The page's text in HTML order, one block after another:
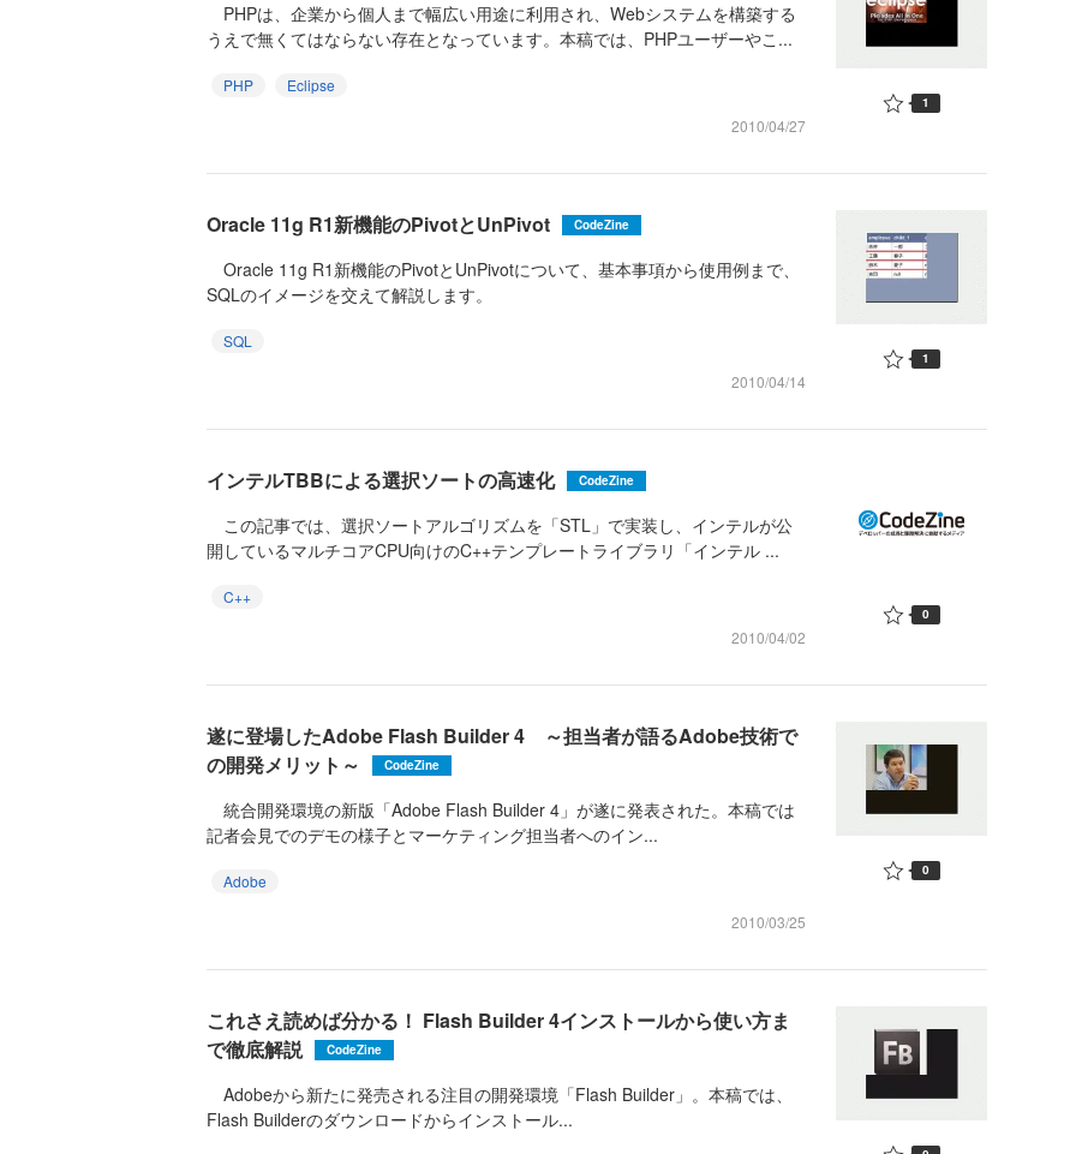
PHPは、企業から個人まで幅広い用途に利用され、Webシステムを構築する
うえで無くてはならない存在となっています。本稿では、PHPユーザーやこ...
PHP
Eclipse
2010/04/27
1
Oracle 11g R1新機能のPivotとUnPivot CodeZine
Oracle 11g R1新機能のPivotとUnPivotについて、基本事項から使用例まで、
SQLのイメージを交えて解説します。
SQL
2010/04/14
1
インテルTBBによる選択ソートの高速化 CodeZine
この記事では、選択ソートアルゴリズムを「STL」で実装し、インテルが公
開しているマルチコアCPU向けのC++テンプレートライブラリ「インテル ...
C++
2010/04/02
0
遂に登場したAdobe Flash Builder 4 ～担当者が語るAdobe技術で
の開発メリット～
CodeZine
統合開発環境の新版「Adobe Flash Builder 4」が遂に発表された。本稿では
記者会見でのデモの様子とマーケティング担当者へのイン...
Adobe
2010/03/25
0
これさえ読めば分かる！ Flash Builder 4インストールから使い方ま
で徹底解説
CodeZine
Adobeから新たに発売される注目の開発環境「Flash Builder」。本稿では、
Flash Builderのダウンロードからインストール...